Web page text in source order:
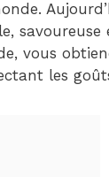
vous
les